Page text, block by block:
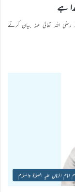
ہے
اللہ تعالیٰ عنہ بیان کرتے
امام الزمان علیہ الصلاۃ والسلام